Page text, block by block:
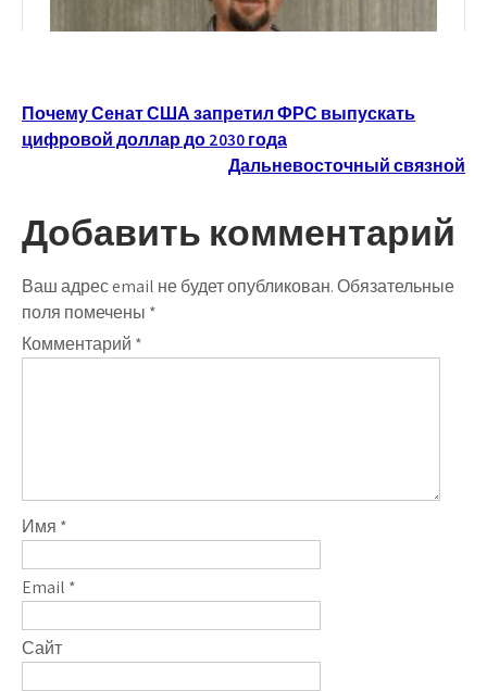
Навигация
по
Почему Сенат США запретил ФРС выпускать
цифровой доллар до 2030 года
Дальневосточный связной
Добавить комментарий
Ваш адрес email не будет опубликован.Обязательные
поля помечены *
Комментарий *
Имя *
Email *
Сайт